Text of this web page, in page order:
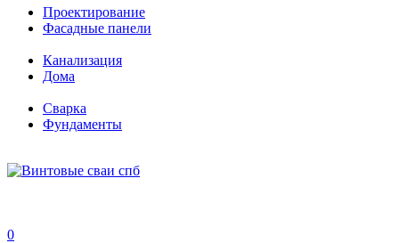
Проектирование
Фасадные панели
Канализация
Дома
Сварка
Фундаменты
0